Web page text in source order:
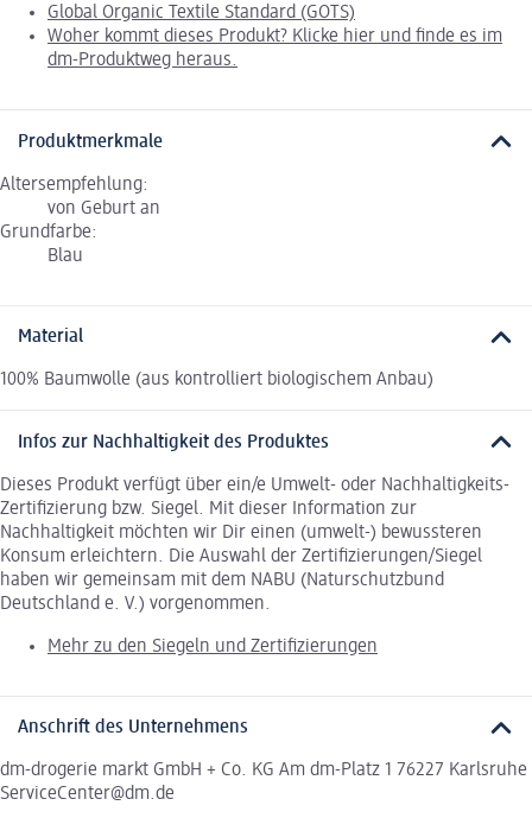
Global Organic Textile Standard (GOTS)
Woher kommt dieses Produkt? Klicke hier und finde es im
dm-Produktweg heraus.
Produktmerkmale
Altersempfehlung:
von Geburt an
Grundfarbe:
Blau
Material
100% Baumwolle (aus kontrolliert biologischem Anbau)
Infos zur Nachhaltigkeit des Produktes
Dieses Produkt verfügt über ein/e Umwelt- oder Nachhaltigkeits-
Zertifizierung bzw. Siegel. Mit dieser Information zur
Nachhaltigkeit möchten wir Dir einen (umwelt-) bewussteren
Konsum erleichtern. Die Auswahl der Zertifizierungen/Siegel
haben wir gemeinsam mit dem NABU (Naturschutzbund
Deutschland e. V.) vorgenommen.
Mehr zu den Siegeln und Zertifizierungen
Anschrift des Unternehmens
dm-drogerie markt GmbH + Co. KG Am dm-Platz 1 76227 Karlsruhe
ServiceCenter@dm.de